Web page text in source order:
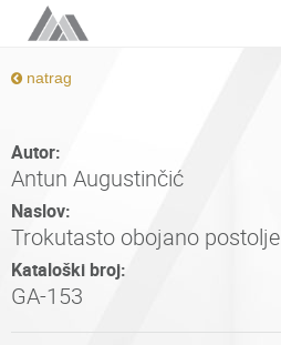
natrag
Autor:
Antun Augustinčić
Naslov:
Trokutasto obojano postolje
Kataloški broj:
GA-153